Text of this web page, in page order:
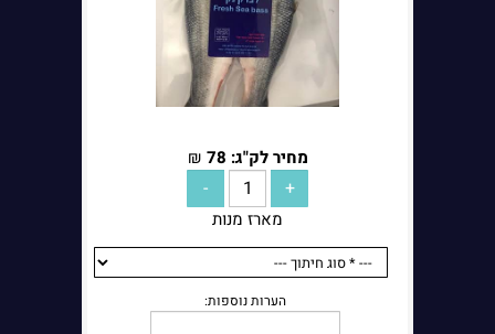
הערות נוספות:
מחיר לק"ג: 78
₪
מארז מנות